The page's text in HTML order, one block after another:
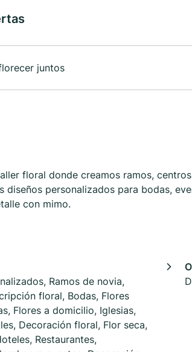
juntos
floral donde creamos ramos,
diseños personalizados para bodas,
con mimo.
Ramos de novia,
floral, Bodas, Flores
Flores a domicilio, Iglesias,
Decoración floral, Flor seca,
Restaurantes,